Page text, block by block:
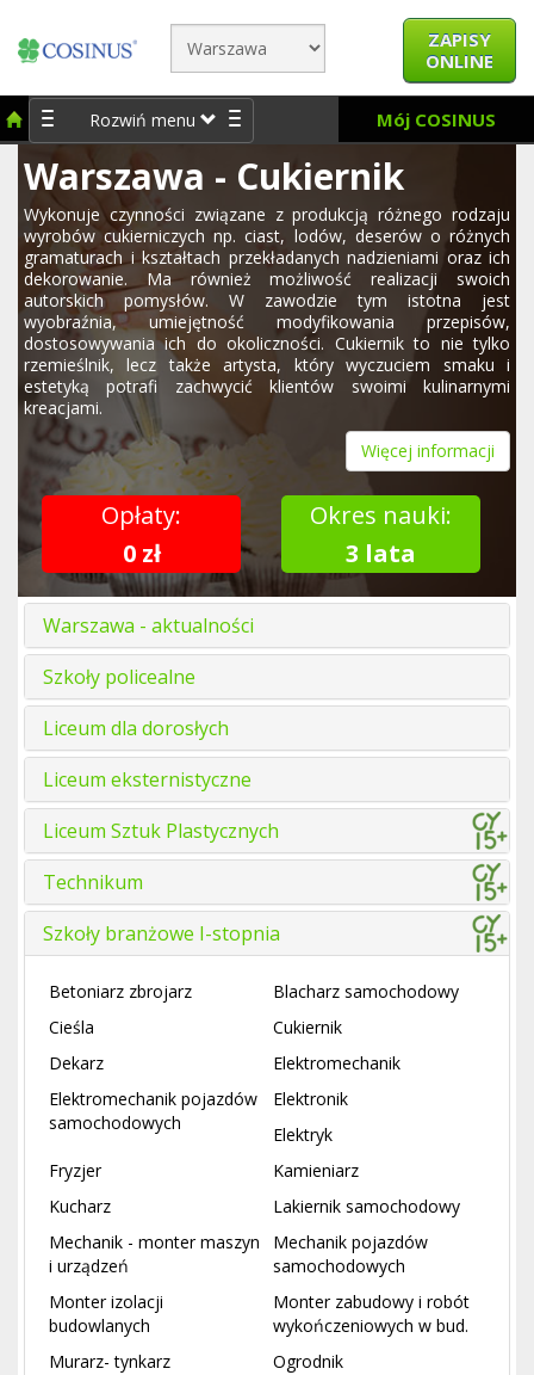
ZAPISY
ONLINE
Rozwiń menu Mój COSINUS
Warszawa - Cukiernik
Wykonuje czynności związane z produkcją różnego rodzaju
wyrobów cukierniczych np. ciast, lodów, deserów o różnych
gramaturach i kształtach przekładanych nadzieniami oraz ich
dekorowanie. Ma również możliwość realizacji swoich
autorskich pomysłów. W zawodzie tym istotna jest
wyobraźnia, umiejętność modyfikowania przepisów,
dostosowywania ich do okoliczności. Cukiernik to nie tylko
rzemieślnik, lecz także artysta, który wyczuciem smaku i
estetyką potrafi zachwycić klientów swoimi kulinarnymi
kreacjami.
Więcej informacji
Opłaty:
0 zł
Okres nauki:
3 lata
Warszawa - aktualności
Szkoły policealne
Liceum dla dorosłych
Liceum eksternistyczne
Liceum Sztuk Plastycznych
Technikum
Szkoły branżowe I-stopnia
Betoniarz zbrojarz
Blacharz samochodowy
Cieśla
Cukiernik
Dekarz
Elektromechanik
Elektromechanik pojazdów
samochodowych
Elektronik
Elektryk
Fryzjer
Kamieniarz
Kucharz
Lakiernik samochodowy
Mechanik - monter maszyn
i urządzeń
Mechanik pojazdów
samochodowych
Monter izolacji
budowlanych
Monter zabudowy i robót
wykończeniowych w bud.
Murarz- tynkarz
Ogrodnik